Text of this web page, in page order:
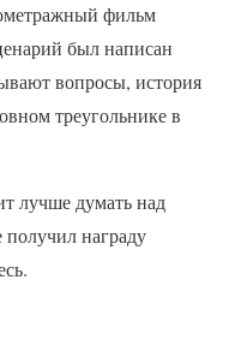
фильм
был написан
вопросы, история
треугольнике в
лучше думать над
награду